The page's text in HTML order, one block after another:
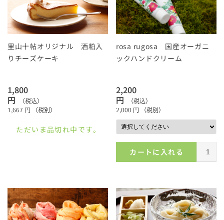
里山十帖オリジナル 酒粕入
りチーズケーキ
1,800
円
（税込）
1,667 円 （税別）
ただいま品切れ中です。
rosa rugosa 国産オーガニ
ックハンドクリーム
2,200
円
（税込）
2,000 円 （税別）
カートに入れる